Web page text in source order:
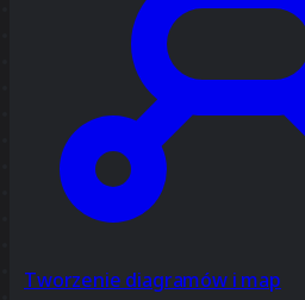
Tworzenie diagramów i map